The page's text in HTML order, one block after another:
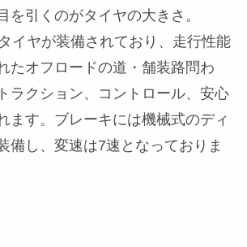
を引くのがタイヤの大きさ。
イヤが装備されており、走行性能
たオフロードの道・舗装路問わ
ラクション、コントロール、安心
ます。ブレーキには機械式のディ
備し、変速は7速となっておりま